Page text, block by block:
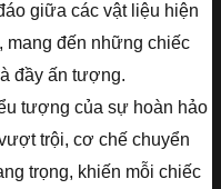
giữa các vật liệu hiện
mang đến những chiếc
đầy ấn tượng.
tượng của sự hoàn hảo
trội, cơ chế chuyển
trọng, khiến mỗi chiếc